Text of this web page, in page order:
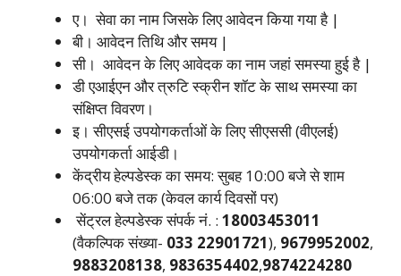
ए। सेवा का नाम जिसके लिए आवेदन किया गया है |
बी। आवेदन तिथि और समय |
सी। आवेदन के लिए आवेदक का नाम जहां समस्या हुई है |
डी एआईएन और त्रुटि स्क्रीन शॉट के साथ समस्या का
संक्षिप्त विवरण।
इ। सीएसई उपयोगकर्ताओं के लिए सीएससी (वीएलई)
उपयोगकर्ता आईडी।
केंद्रीय हेल्पडेस्क का समय: सुबह 10:00 बजे से शाम
06:00 बजे तक (केवल कार्य दिवसों पर)
सेंट्रल हेल्पडेस्क संपर्क नं. : 18003453011
(वैकल्पिक संख्या- 033 22901721), 9679952002,
9883208138, 9836354402,9874224280